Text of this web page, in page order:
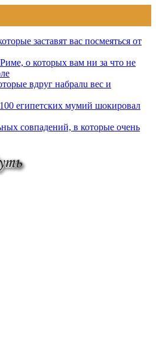
заставят вас посмеяться от
о которых вам ни за что не
вдруг набралu вес и
египетских мумий шокировал
совпадений, в которые очень